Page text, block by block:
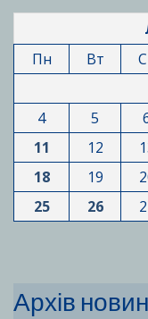
Пн
Вт
4
5
11
12
18
19
25
26
Архів